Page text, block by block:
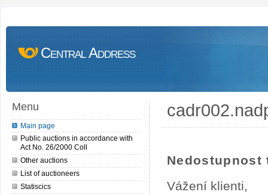
Central Address
Menu
Main page
Public auctions in accordance with
Act No. 26/2000 Coll
Other auctions
List of auctioneers
Statiscics
Nedostupnost
Vážení klienti,